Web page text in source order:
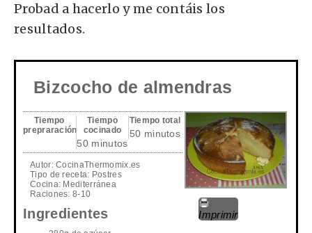
Probad a hacerlo y me contáis los
resultados.
Bizcocho de almendras
Imprimir
Tiempo
prepraración
Tiempo
cocinado
50 minutos
Tiempo total
50 minutos
Autor:CocinaThermomix.es
Tipo de receta: Postres
Cocina: Mediterránea
Raciones: 8-10
Ingredientes